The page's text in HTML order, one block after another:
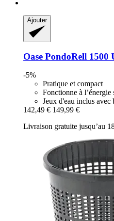
Ajouter
Oase PondoRell 1500
-5%
Pratique et compact
Fonctionne à l’énergie
Jeux d'eau inclus avec
142,49 € 149,99 €
Livraison gratuite jusqu’au